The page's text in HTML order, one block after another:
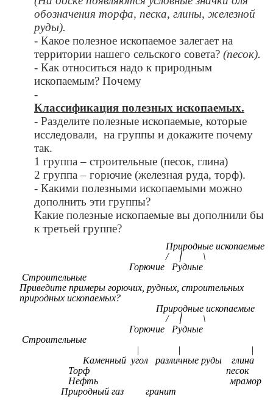
обозначения торфа, песка, глины, железной
руды).
- Какое полезное ископаемое залегает на
территории нашего сельского совета? (песок).
- Как относиться надо к природным
ископаемым? Почему
-
Классификация полезных ископаемых.
- Разделите полезные ископаемые, которые
исследовали, на группы и докажите почему
так.
1 группа – строительные (песок, глина)
2 группа – горючие (железная руда, торф).
- Какими полезными ископаемыми можно
дополнить эти группы?
Какие полезные ископаемые вы дополнили бы
к третьей группе?
Природные ископаемые
/ ׀ \
Горючие Рудные
Строительные
Приведите примеры горючих, рудных, строительных
природных ископаемых?
Природные ископаемые
/ ׀ \
Горючие Рудные
Строительные
| | |
Каменный угол различные руды глина
Торф песок
Нефть мрамор
Природный газ гранит